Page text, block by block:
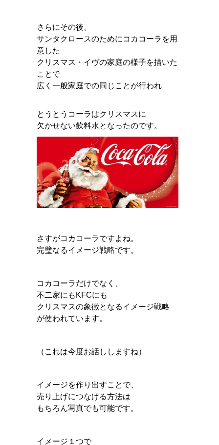
さらにその後、
サンタクロースのためにコカコーラを用
意した
クリスマス・イヴの家庭の様子を描いた
ことで
広く一般家庭での同じことが行われ
とうとうコーラはクリスマスに
欠かせない飲料水となったのです。
さすがコカコーラですよね。
完璧なるイメージ戦略です。
コカコーラだけでなく、
不二家にもKFCにも
クリスマスの象徴となるイメージ戦略
が使われています。
（これは今度お話ししますね）
イメージを作り出すことで、
売り上げにつなげる方法は
もちろん写真でも可能です。
イメージ１つで